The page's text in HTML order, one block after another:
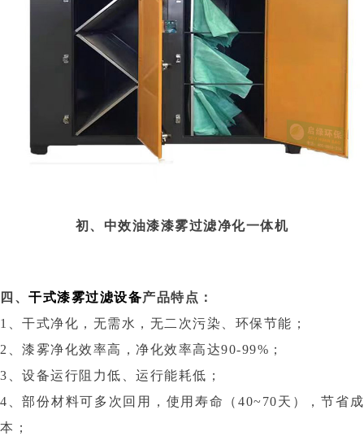
初、中效油漆漆雾过滤净化一体机
四、 干式漆雾过滤设备产品特点：
1、干式净化，无需水，无二次污染、环保节能；
2、漆雾净化效率高，净化效率高达90-99%；
3、设备运行阻力低、运行能耗低；
4、部份材料可多次回用，使用寿命（40~70天），节省成
本；